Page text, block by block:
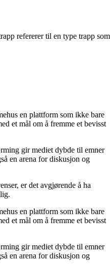
refererer til en type trapp som
en plattform som ikke bare
et mål om å fremme et bevisst
gir mediet dybde til emner
en arena for diskusjon og
er det avgjørende å ha
en plattform som ikke bare
et mål om å fremme et bevisst
gir mediet dybde til emner
en arena for diskusjon og